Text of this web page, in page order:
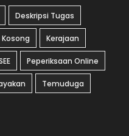
Deskripsi Tugas
Kerajaan
Peperiksaan Online
Temuduga